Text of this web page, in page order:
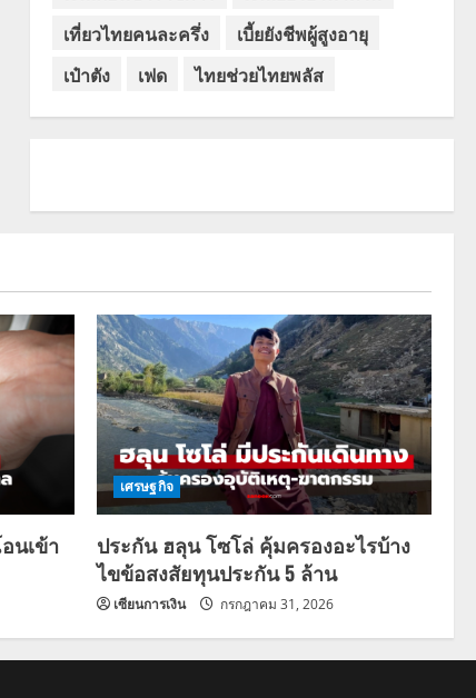
เที่ยวไทยคนละครึ่ง
เบี้ยยังชีพผู้สูงอายุ
เป๋าตัง
เฟด ไทยช่วยไทยพลัส
นเข้า
เศรษฐกิจ
ประกัน ฮลุน โซโล่ คุ้มครองอะไรบ้าง
ไขข้อสงสัยทุนประกัน 5 ล้าน
เซียนการเงิน กรกฎาคม 31, 2026